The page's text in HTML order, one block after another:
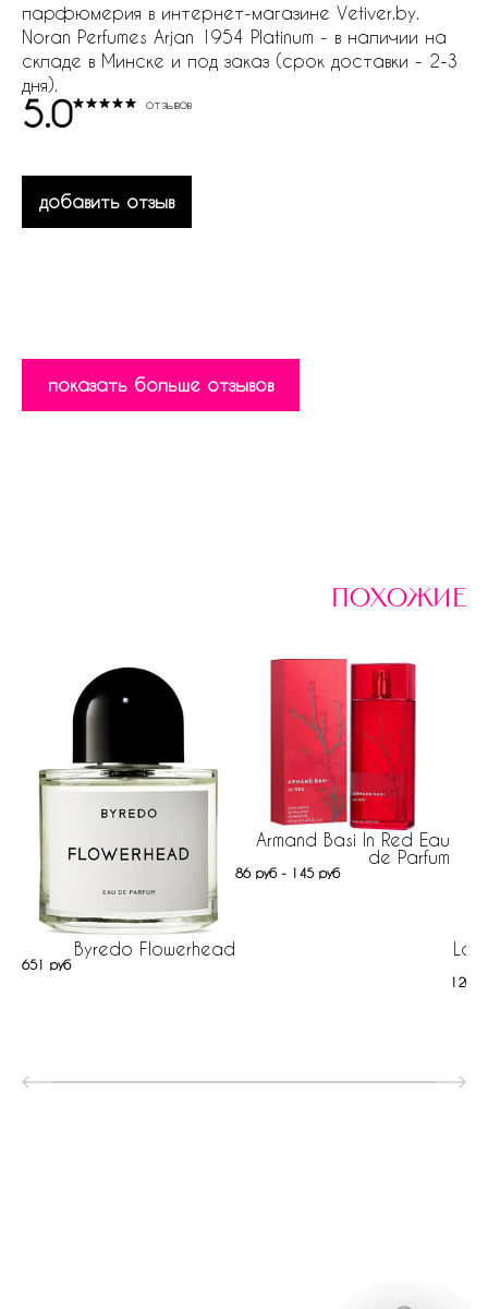
парфюмерия в интернет-магазине Vetiver.by.
Noran Perfumes Arjan 1954 Platinum - в наличии на
складе в Минске и под заказ (срок доставки - 2-3
дня).
5.0 отзывов
добавить отзыв
показать больше отзывов
похожие
Byredo Flowerhead
651 руб
Armand Basi In Red Eau
de Parfum
86 руб - 145 руб
120